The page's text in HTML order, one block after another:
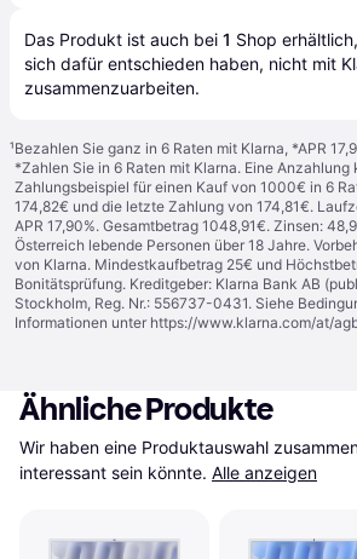
Das Produkt ist auch bei 1 Shop
sich dafür entschieden haben, nicht mit
zusammenzuarbeiten.
¹Bezahlen Sie ganz in 6 Raten mit Klarna, *APR
*Zahlen Sie in 6 Raten mit Klarna. Eine
Zahlungsbeispiel für einen Kauf von 1000€ in 6
174,82€ und die letzte Zahlung von 174,81€.
APR 17,90%. Gesamtbetrag 1048,91€. Zinsen:
Österreich lebende Personen über 18 Jahre.
von Klarna. Mindestkaufbetrag 25€ und
Bonitätsprüfung. Kreditgeber: Klarna Bank AB
Stockholm, Reg. Nr.: 556737-0431. Siehe
Informationen unter https://www.klarna.com/at/
Ähnliche Produkte
Wir haben eine Produktauswahl
interessant sein könnte. Alle anzeigen